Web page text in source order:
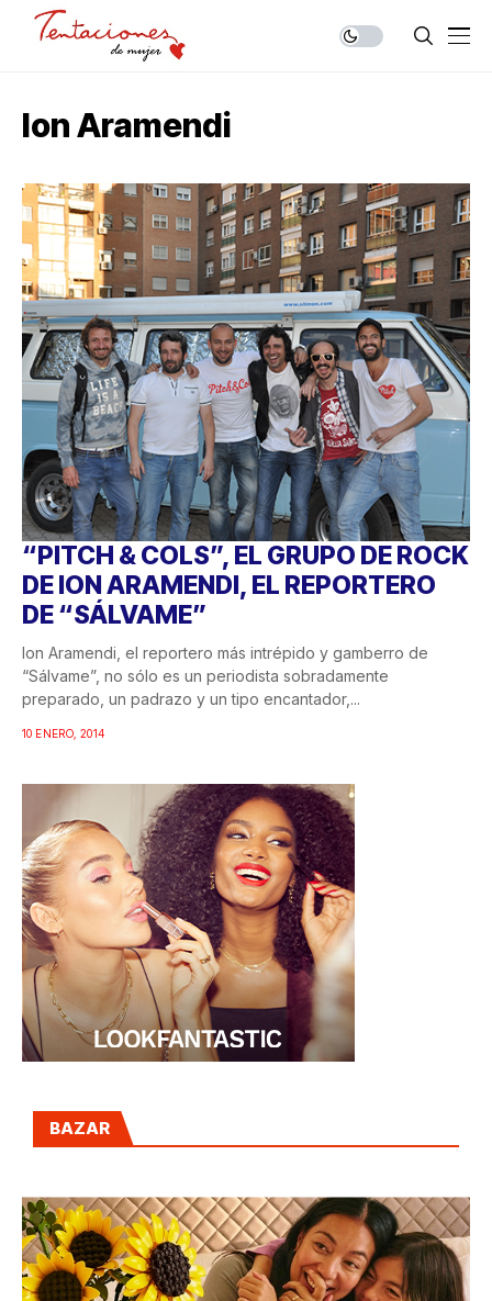
Ion Aramendi
“PITCH & COLS”, EL GRUPO DE ROCK
DE ION ARAMENDI, EL REPORTERO
DE “SÁLVAME”
Ion Aramendi, el reportero más intrépido y gamberro de
“Sálvame”, no sólo es un periodista sobradamente
preparado, un padrazo y un tipo encantador,...
10 ENERO, 2014
BAZAR